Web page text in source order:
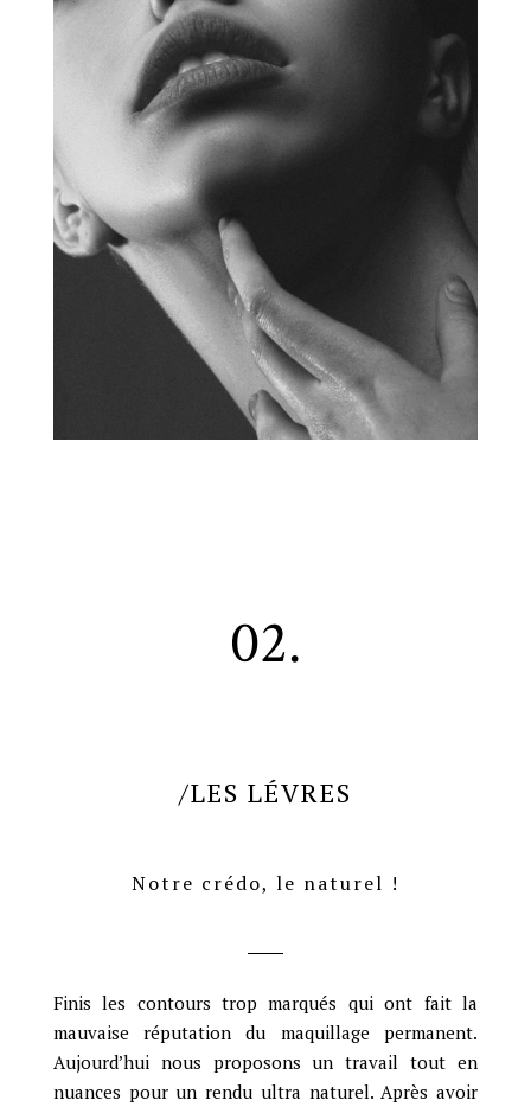
02.
/LES LÉVRES
Notre crédo, le naturel !
Finis les contours trop marqués qui ont fait la
mauvaise réputation du maquillage permanent.
Aujourd’hui nous proposons un travail tout en
nuances pour un rendu ultra naturel. Après avoir